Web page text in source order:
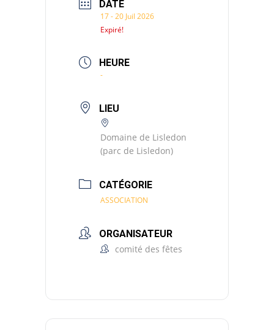
DATE
17 - 20 Juil 2026
Expiré!
HEURE
-
LIEU
Domaine de Lisledon
(parc de Lisledon)
CATÉGORIE
ASSOCIATION
ORGANISATEUR
comité des fêtes